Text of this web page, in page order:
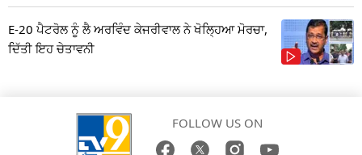
E-20 ਪੈਟਰੋਲ ਨੂੰ ਲੈ ਅਰਵਿੰਦ ਕੇਜਰੀਵਾਲ ਨੇ ਖੋਲ੍ਹਿਆ ਮੋਰਚਾ,
ਦਿੱਤੀ ਇਹ ਚੇਤਾਵਨੀ
FOLLOW US ON